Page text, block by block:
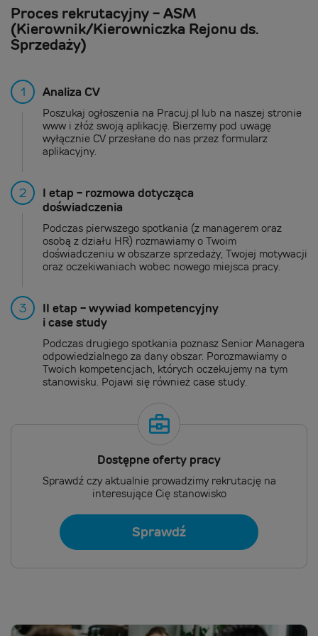
Proces rekrutacyjny - ASM
(Kierownik/Kierowniczka Rejonu ds.
Sprzedaży)
1 Analiza CV
Poszukaj ogłoszenia na Pracuj.pl lub na naszej stronie
www i złóż swoją aplikację. Bierzemy pod uwagę
wyłącznie CV przesłane do nas przez formularz
aplikacyjny.
2
I etap - rozmowa dotycząca
doświadczenia
Podczas pierwszego spotkania (z managerem oraz
osobą z działu HR) rozmawiamy o Twoim
doświadczeniu w obszarze sprzedaży, Twojej motywacji
oraz oczekiwaniach wobec nowego miejsca pracy.
3
II etap - wywiad kompetencyjny
i case study
Podczas drugiego spotkania poznasz Senior Managera
odpowiedzialnego za dany obszar. Porozmawiamy o
Twoich kompetencjach, których oczekujemy na tym
stanowisku. Pojawi się również case study.
Dostępne oferty pracy
Sprawdź czy aktualnie prowadzimy rekrutację na
interesujące Cię stanowisko
Sprawdź